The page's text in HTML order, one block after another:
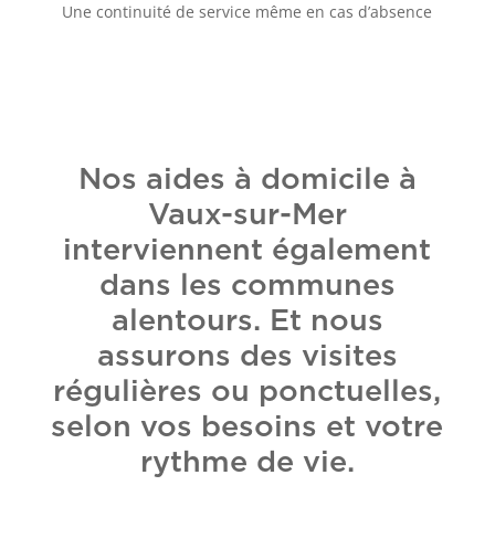
Une continuité de service même en cas d’absence
Nos aides à domicile à
Vaux-sur-Mer
interviennent également
dans les communes
alentours. Et nous
assurons des visites
régulières ou ponctuelles,
selon vos besoins et votre
rythme de vie.